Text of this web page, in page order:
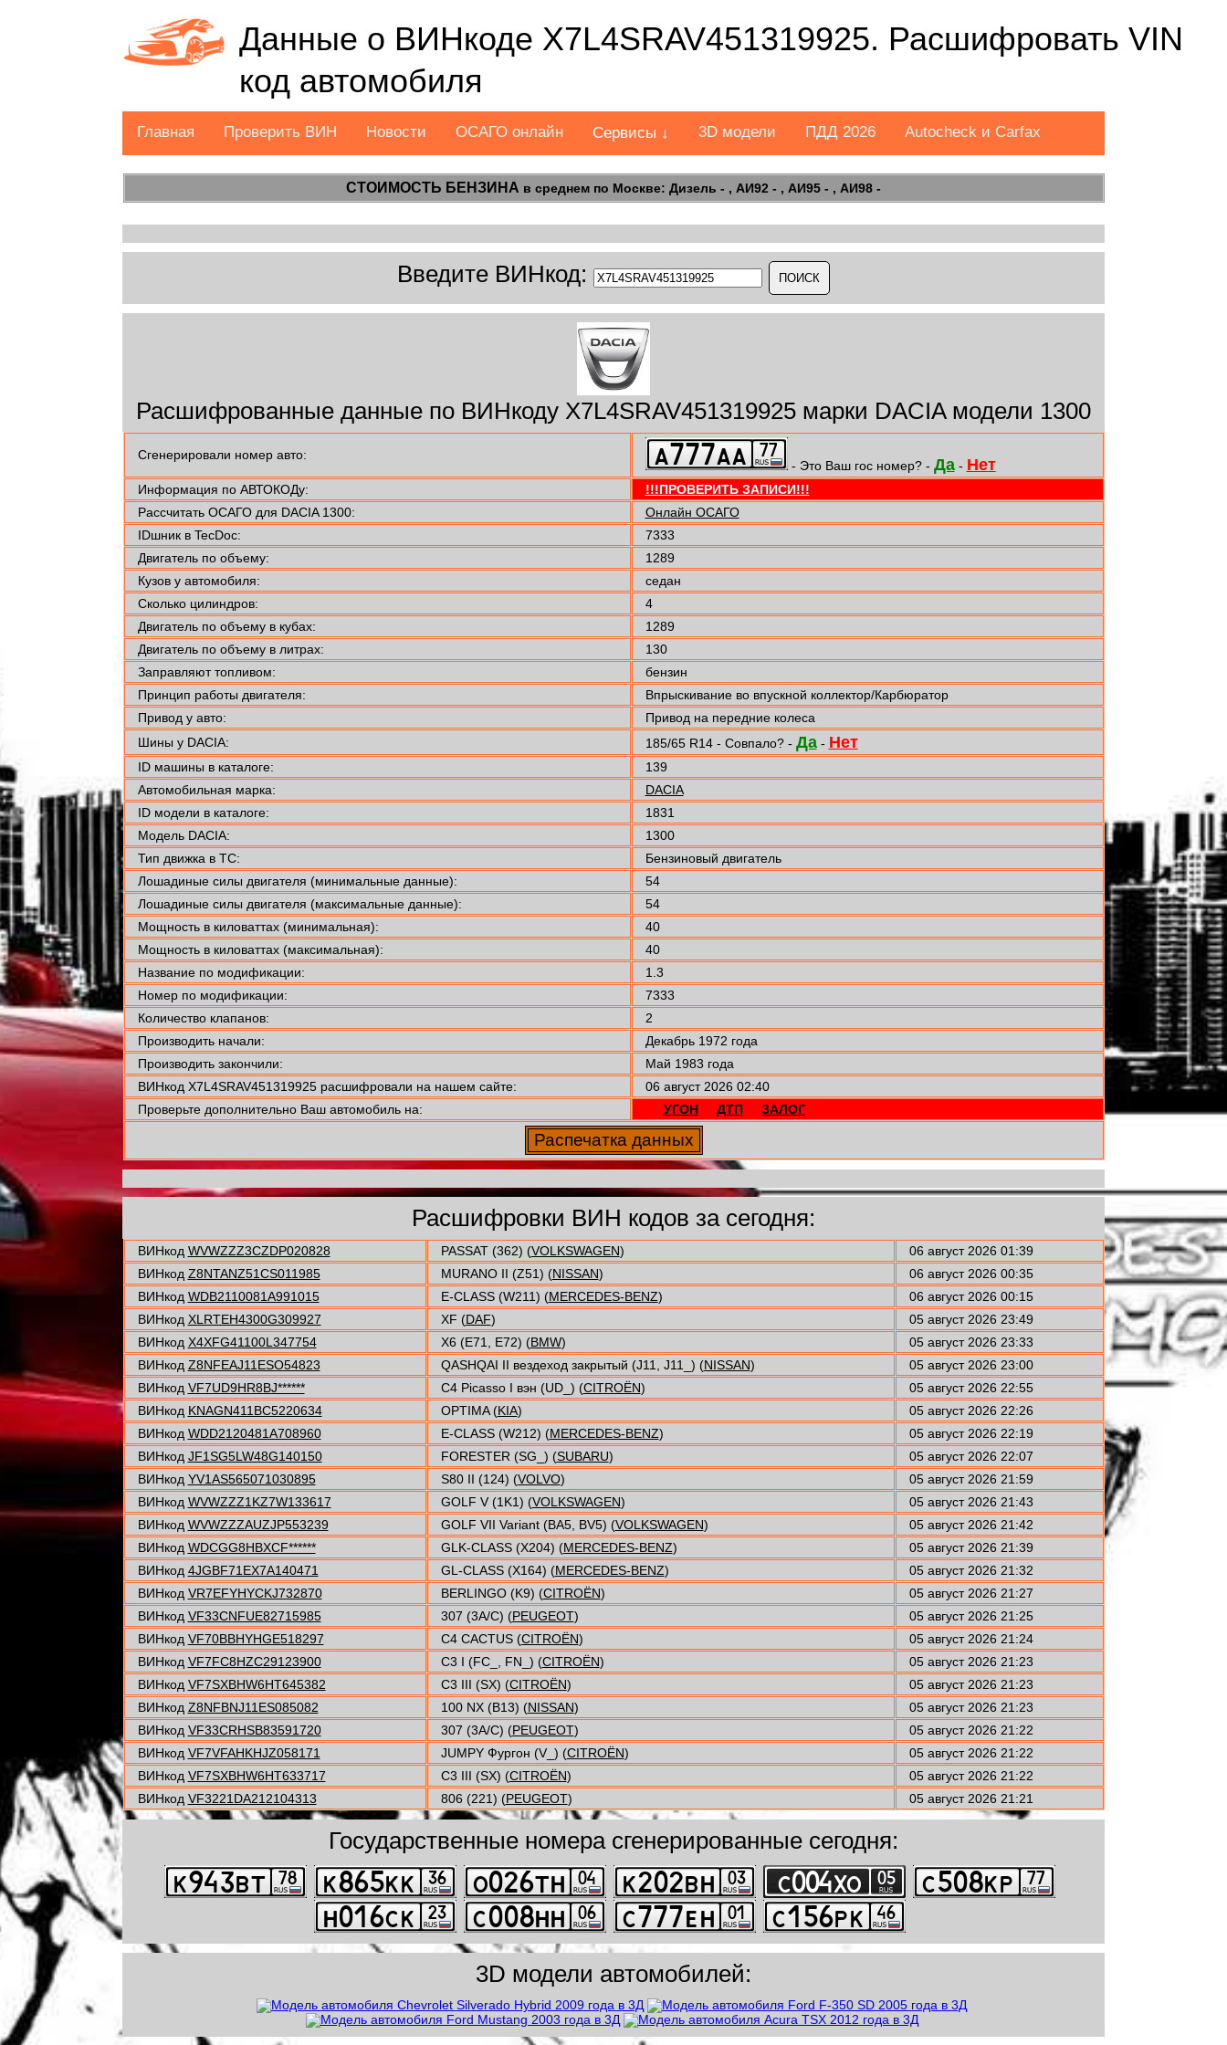
Данные о ВИНкоде X7L4SRAV451319925. Расшифровать VIN
код автомобиля
Главная Проверить ВИН Новости ОСАГО онлайн Сервисы ↓ 3D модели ПДД 2026 Autocheck и Carfax
СТОИМОСТЬ БЕНЗИНА в среднем по Москве: Дизель - , АИ92 - , АИ95 - , АИ98 -
Введите ВИНкод:
Расшифрованные данные по ВИНкоду X7L4SRAV451319925 марки DACIA модели 1300
Сгенерировали номер авто:
- Это Ваш гос номер? - Да- Нет
Информация по АВТОКОДу:
!!!ПРОВЕРИТЬ ЗАПИСИ!!!
Рассчитать ОСАГО для DACIA 1300:
Онлайн ОСАГО
IDшник в TecDoc:
7333
Двигатель по объему:
1289
Кузов у автомобиля:
седан
Сколько цилиндров:
4
Двигатель по объему в кубах:
1289
Двигатель по объему в литрах:
130
Заправляют топливом:
бензин
Принцип работы двигателя:
Впрыскивание во впускной коллектор/Карбюратор
Привод у авто:
Привод на передние колеса
Шины у DACIA:
185/65 R14 - Совпало? - Да- Нет
ID машины в каталоге:
139
Автомобильная марка:
DACIA
ID модели в каталоге:
1831
Модель DACIA:
1300
Тип движка в ТС:
Бензиновый двигатель
Лошадиные силы двигателя (минимальные данные):
54
Лошадиные силы двигателя (максимальные данные):
54
Мощность в киловаттах (минимальная):
40
Мощность в киловаттах (максимальная):
40
Название по модификации:
1.3
Номер по модификации:
7333
Количество клапанов:
2
Производить начали:
Декабрь 1972 года
Производить закончили:
Май 1983 года
ВИНкод X7L4SRAV451319925 расшифровали на нашем сайте:
06 август 2026 02:40
Проверьте дополнительно Ваш автомобиль на:
УГОН ДТП ЗАЛОГ
Расшифровки ВИН кодов за сегодня:
ВИНкод WVWZZZ3CZDP020828 PASSAT (362) (VOLKSWAGEN)
06 август 2026 01:39
ВИНкод Z8NTANZ51CS011985 MURANO II (Z51) (NISSAN)
06 август 2026 00:35
ВИНкод WDB2110081A991015 E-CLASS (W211) (MERCEDES-BENZ)
06 август 2026 00:15
ВИНкод XLRTEH4300G309927 XF (DAF)
05 август 2026 23:49
ВИНкод X4XFG41100L347754 X6 (E71, E72) (BMW)
05 август 2026 23:33
ВИНкод Z8NFEAJ11ESO54823 QASHQAI II вездеход закрытый (J11, J11_) (NISSAN)
05 август 2026 23:00
ВИНкод VF7UD9HR8BJ****** C4 Picasso I вэн (UD_) (CITROËN)
05 август 2026 22:55
ВИНкод KNAGN411BC5220634 OPTIMA (KIA)
05 август 2026 22:26
ВИНкод WDD2120481A708960 E-CLASS (W212) (MERCEDES-BENZ)
05 август 2026 22:19
ВИНкод JF1SG5LW48G140150 FORESTER (SG_) (SUBARU)
05 август 2026 22:07
ВИНкод YV1AS565071030895 S80 II (124) (VOLVO)
05 август 2026 21:59
ВИНкод WVWZZZ1KZ7W133617 GOLF V (1K1) (VOLKSWAGEN)
05 август 2026 21:43
ВИНкод WVWZZZAUZJP553239 GOLF VII Variant (BA5, BV5) (VOLKSWAGEN)
05 август 2026 21:42
ВИНкод WDCGG8HBXCF****** GLK-CLASS (X204) (MERCEDES-BENZ)
05 август 2026 21:39
ВИНкод 4JGBF71EX7A140471 GL-CLASS (X164) (MERCEDES-BENZ)
05 август 2026 21:32
ВИНкод VR7EFYHYCKJ732870 BERLINGO (K9) (CITROËN)
05 август 2026 21:27
ВИНкод VF33CNFUE82715985 307 (3A/C) (PEUGEOT)
05 август 2026 21:25
ВИНкод VF70BBHYHGE518297 C4 CACTUS (CITROËN)
05 август 2026 21:24
ВИНкод VF7FC8HZC29123900 C3 I (FC_, FN_) (CITROËN)
05 август 2026 21:23
ВИНкод VF7SXBHW6HT645382 C3 III (SX) (CITROËN)
05 август 2026 21:23
ВИНкод Z8NFBNJ11ES085082 100 NX (B13) (NISSAN)
05 август 2026 21:23
ВИНкод VF33CRHSB83591720 307 (3A/C) (PEUGEOT)
05 август 2026 21:22
ВИНкод VF7VFAHKHJZ058171 JUMPY Фургон (V_) (CITROËN)
05 август 2026 21:22
ВИНкод VF7SXBHW6HT633717 C3 III (SX) (CITROËN)
05 август 2026 21:22
ВИНкод VF3221DA212104313 806 (221) (PEUGEOT) 05 август 2026 21:21
Государственные номера сгенерированные сегодня:
3D модели автомобилей: